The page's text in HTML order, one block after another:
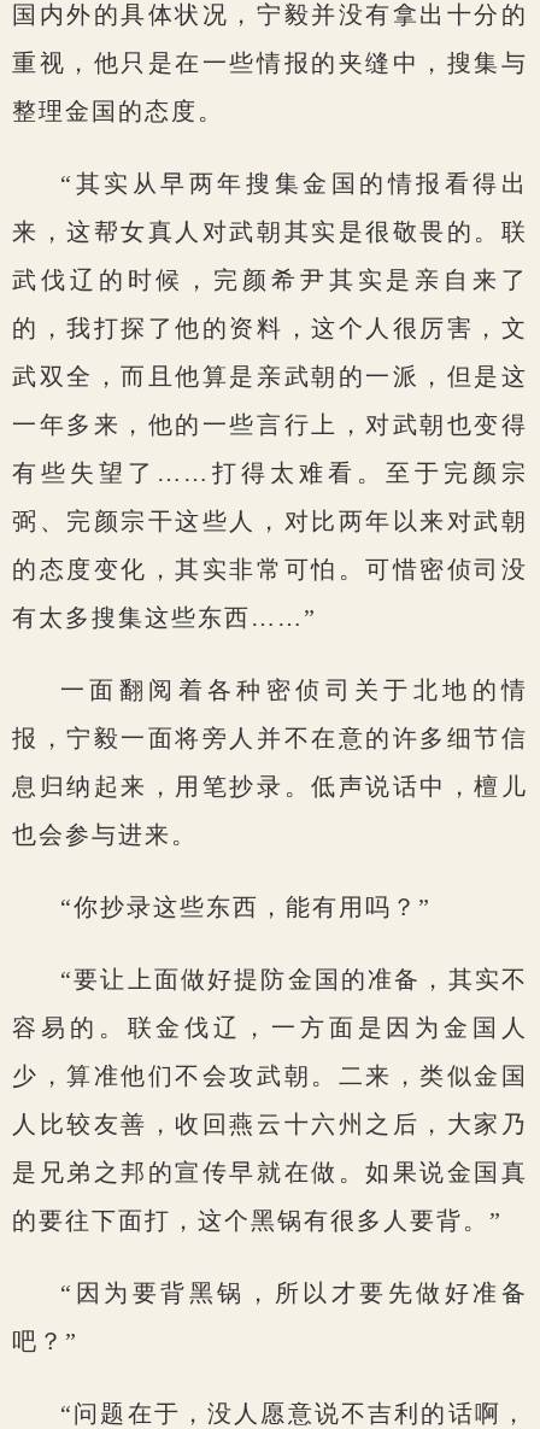
国内外的具体状况，宁毅并没有拿出十分的
重视，他只是在一些情报的夹缝中，搜集与
整理金国的态度。
“其实从早两年搜集金国的情报看得出
来，这帮女真人对武朝其实是很敬畏的。联
武伐辽的时候，完颜希尹其实是亲自来了
的，我打探了他的资料，这个人很厉害，文
武双全，而且他算是亲武朝的一派，但是这
一年多来，他的一些言行上，对武朝也变得
有些失望了……打得太难看。至于完颜宗
弼、完颜宗干这些人，对比两年以来对武朝
的态度变化，其实非常可怕。可惜密侦司没
有太多搜集这些东西……”
一面翻阅着各种密侦司关于北地的情
报，宁毅一面将旁人并不在意的许多细节信
息归纳起来，用笔抄录。低声说话中，檀儿
也会参与进来。
“你抄录这些东西，能有用吗？”
“要让上面做好提防金国的准备，其实不
容易的。联金伐辽，一方面是因为金国人
少，算准他们不会攻武朝。二来，类似金国
人比较友善，收回燕云十六州之后，大家乃
是兄弟之邦的宣传早就在做。如果说金国真
的要往下面打，这个黑锅有很多人要背。”
“因为要背黑锅，所以才要先做好准备
吧？”
“问题在于，没人愿意说不吉利的话啊，